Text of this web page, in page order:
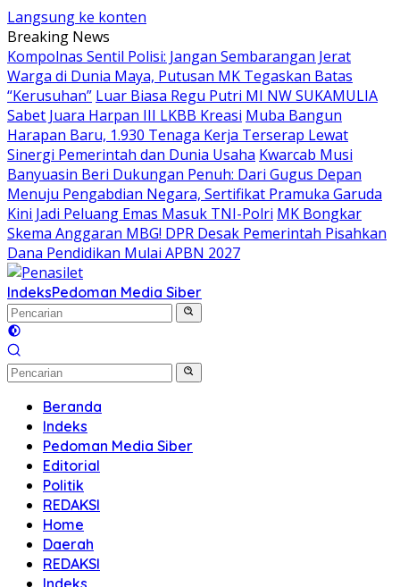
Langsung ke konten
Breaking News
Kompolnas Sentil Polisi: Jangan Sembarangan Jerat
Warga di Dunia Maya, Putusan MK Tegaskan Batas
“Kerusuhan” Luar Biasa Regu Putri MI NW SUKAMULIA
Sabet Juara Harpan III LKBB Kreasi Muba Bangun
Harapan Baru, 1.930 Tenaga Kerja Terserap Lewat
Sinergi Pemerintah dan Dunia Usaha Kwarcab Musi
Banyuasin Beri Dukungan Penuh: Dari Gugus Depan
Menuju Pengabdian Negara, Sertifikat Pramuka Garuda
Kini Jadi Peluang Emas Masuk TNI-Polri MK Bongkar
Skema Anggaran MBG! DPR Desak Pemerintah Pisahkan
Dana Pendidikan Mulai APBN 2027
IndeksPedoman Media Siber
Beranda
Indeks
Pedoman Media Siber
Editorial
Politik
REDAKSI
Home
Daerah
REDAKSI
Indeks